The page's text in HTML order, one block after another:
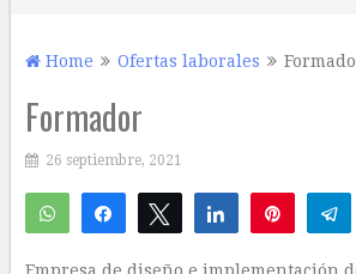
Home Ofertas laborales
Formador
26 septiembre, 2021
WhatsAppCompartirTwittear Compartir